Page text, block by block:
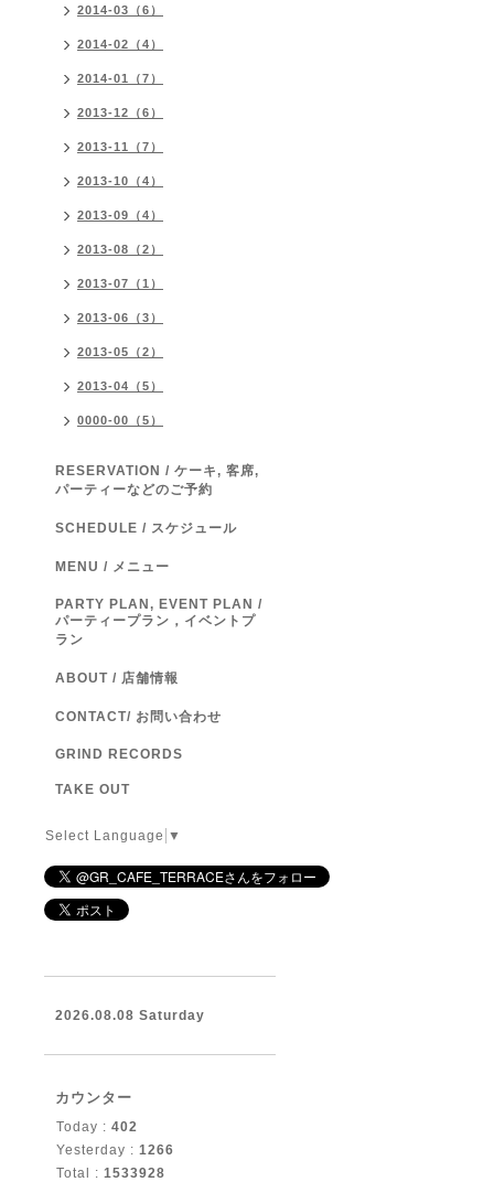
2014-03（6）
2014-02（4）
2014-01（7）
2013-12（6）
2013-11（7）
2013-10（4）
2013-09（4）
2013-08（2）
2013-07（1）
2013-06（3）
2013-05（2）
2013-04（5）
0000-00（5）
RESERVATION / ケーキ, 客席,
パーティーなどのご予約
SCHEDULE / スケジュール
MENU / メニュー
PARTY PLAN, EVENT PLAN /
パーティープラン，イベントプ
ラン
ABOUT / 店舗情報
CONTACT/ お問い合わせ
GRIND RECORDS
TAKE OUT
Select Language ▼
2026.08.08 Saturday
カウンター
Today : 402
Yesterday : 1266
Total : 1533928